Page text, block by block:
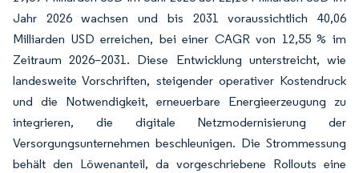
Jahr 2026 wachsen und bis 2031 voraussichtlich 40,06
Milliarden USD erreichen, bei einer CAGR von 12,55 % im
Zeitraum 2026–2031. Diese Entwicklung unterstreicht, wie
landesweite Vorschriften, steigender operativer Kostendruck
und die Notwendigkeit, erneuerbare Energieerzeugung zu
integrieren, die digitale Netzmodernisierung der
Versorgungsunternehmen beschleunigen. Die Strommessung
behält den Löwenanteil, da vorgeschriebene Rollouts eine